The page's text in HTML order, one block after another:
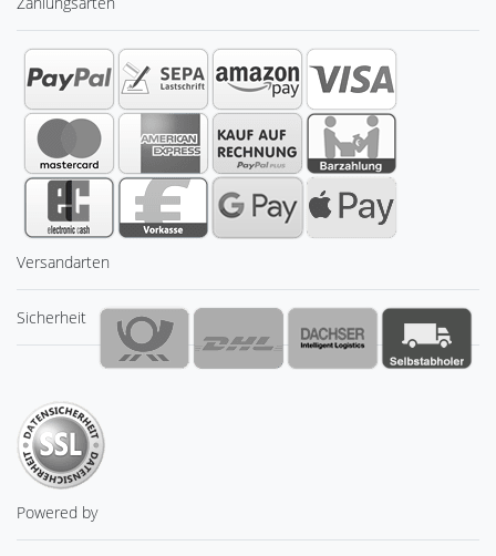
Versandarten
Sicherheit
Powered by